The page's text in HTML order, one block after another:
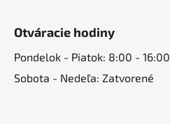
Otváracie hodiny
Pondelok - Piatok: 8:00 - 16:00
Sobota - Nedeľa: Zatvorené